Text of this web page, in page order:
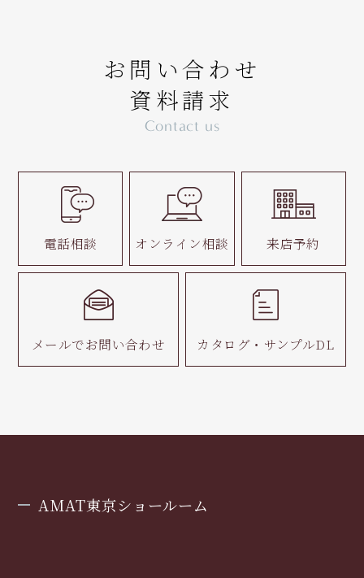
お問い合わせ
資料請求
Contact us
電話相談 オンライン相談 来店予約
メールでお問い合わせ カタログ・ サンプルDL
AMAT東京ショールーム